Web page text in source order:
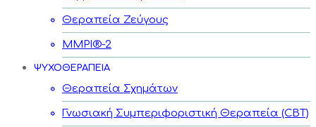
Θεραπεία Ζεύγους
MMPI®-2
ΨΥΧΟΘΕΡΑΠΕΙΑ
Θεραπεία Σχημάτων
Γνωσιακή Συμπεριφοριστική Θεραπεία (CBT)